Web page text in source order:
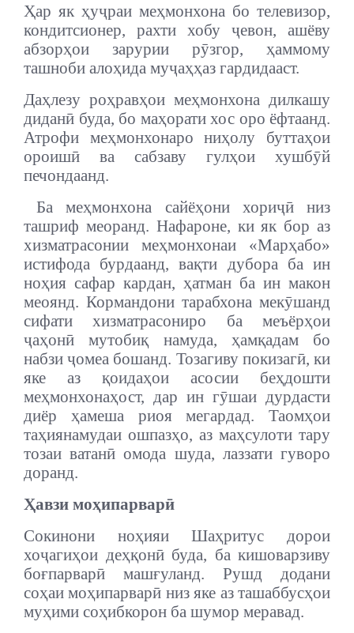
Ҳар як ҳуҷраи меҳмонхона бо телевизор,
кондитсионер, рахти хобу ҷевон, ашёву
абзорҳои зарурии рӯзгор, ҳаммому
ташноби алоҳида муҷаҳҳаз гардидааст.
Даҳлезу роҳравҳои меҳмонхона дилкашу
диданӣ буда, бо маҳорати хос оро ёфтаанд.
Атрофи меҳмонхонаро ниҳолу буттаҳои
ороишӣ ва сабзаву гулҳои хушбӯй
печондаанд.
Ба меҳмонхона сайёҳони хориҷӣ низ
ташриф меоранд. Нафароне, ки як бор аз
хизматрасонии меҳмонхонаи «Марҳабо»
истифода бурдаанд, вақти дубора ба ин
ноҳия сафар кардан, ҳатман ба ин макон
меоянд. Кормандони тарабхона мекӯшанд
сифати хизматрасониро ба меъёрҳои
ҷаҳонӣ мутобиқ намуда, ҳамқадам бо
набзи ҷомеа бошанд. Тозагиву покизагӣ, ки
яке аз қоидаҳои асосии беҳдошти
меҳмонхонаҳост, дар ин гӯшаи дурдасти
диёр ҳамеша риоя мегардад. Таомҳои
таҳиянамудаи ошпазҳо, аз маҳсулоти тару
тозаи ватанӣ омода шуда, лаззати гуворо
доранд.
Ҳавзи моҳипарварӣ
Сокинони ноҳияи Шаҳритус дорои
хоҷагиҳои деҳқонӣ буда, ба кишоварзиву
боғпарварӣ машғуланд. Рушд додани
соҳаи моҳипарварӣ низ яке аз ташаббусҳои
муҳими соҳибкорон ба шумор меравад.